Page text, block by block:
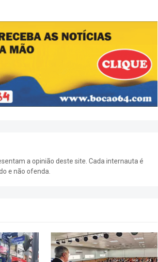
a opinião deste site. Cada internauta é
e não ofenda.